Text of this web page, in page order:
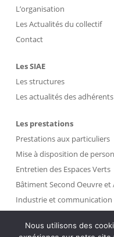
L’organisation
Les Actualités du collectif
Contact
Les SIAE
Les structures
Les actualités des adhérents
Les prestations
Prestations aux particuliers
Mise à disposition de
Entretien des Espaces Verts
Bâtiment Second Oeuvre
Industrie et communication
Nous utilisons des